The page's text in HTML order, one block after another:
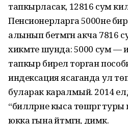
тапкырласак, 12816 сум
Пенсионерларга 5000не
алынып бетмәгән акча 7816
хикмәте шунда: 5000 сум —
тапкыр бирелә торган
индексация ясаганда ул төп
буларак каралмый. 2014
“билләрне кыса төшәргә туры
юкка гына әйтмәгән, димәк.